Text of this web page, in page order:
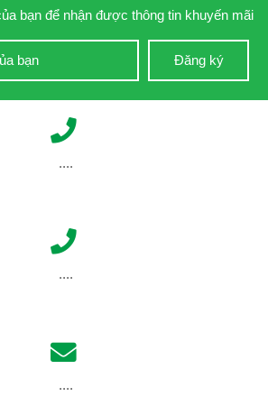
bạn để nhận được thông tin khuyến mãi
Đăng ký
....
....
....